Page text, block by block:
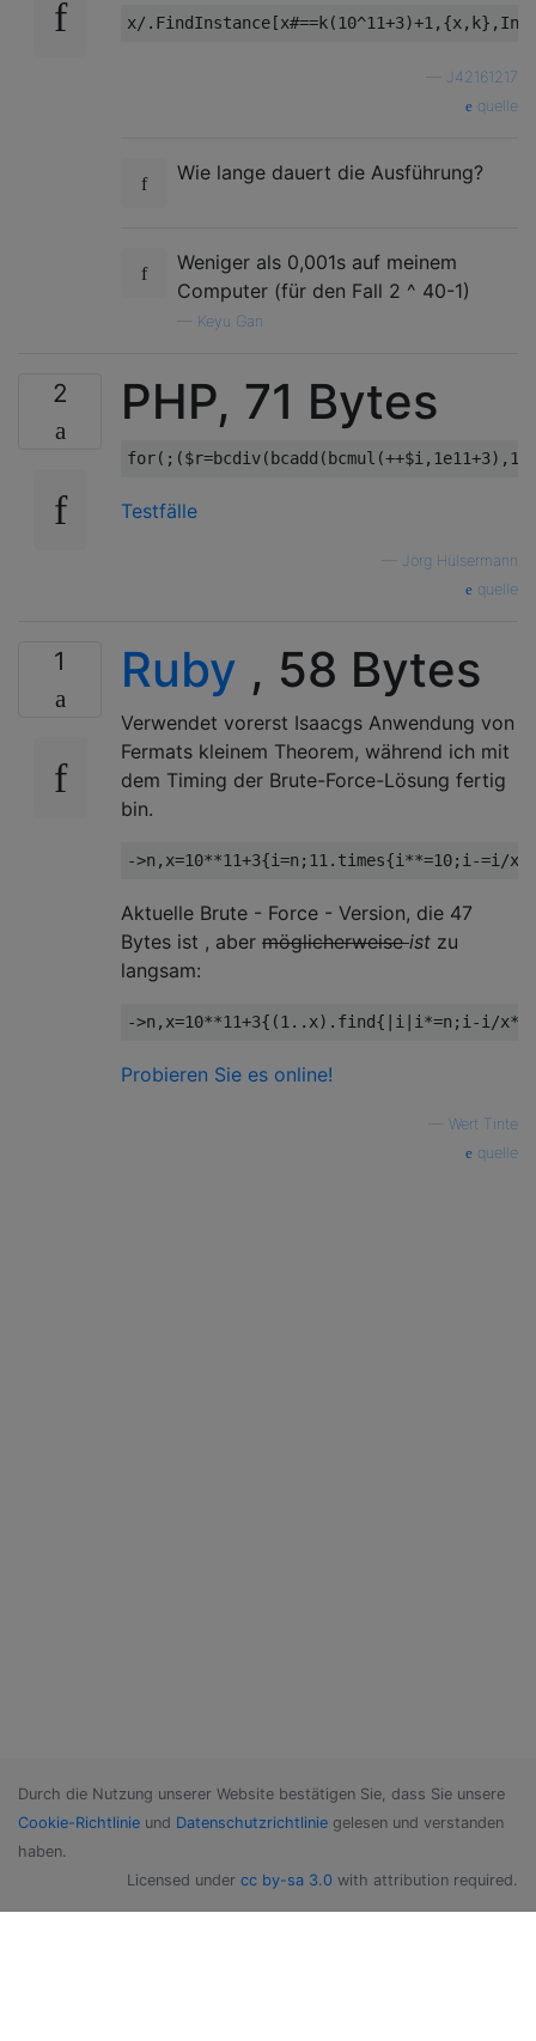
J42161217
quelle
Wie lange dauert die Ausführung?
Weniger als 0,001s auf meinem
Computer (für den Fall 2 ^ 40-1)
Keyu Gan
2 PHP, 71 Bytes
for(;($r=bcdiv( bcadd ( bcmul (++$i , 1e11+3), 1
Testfälle
Jörg Hülsermann
quelle
1 Ruby , 58 Bytes
Verwendet vorerst Isaacgs Anwendung von
Fermats kleinem Theorem, während ich mit
dem Timing der Brute-Force-Lösung fertig
bin.
->n , x=10**11+3{i=n ; 11.times{i **=10; i -=i /x
Aktuelle Brute - Force - Version, die 47
Bytes ist , aber möglicherweiseist zu
langsam:
->n , x=10**11+3{(1. . x). find{| i i *=n ; i -i /x*
Probieren Sie es online!
Wert Tinte
quelle
Durch die Nutzung unserer Website bestätigen Sie, dass Sie unsere
Cookie-Richtlinie und Datenschutzrichtlinie gelesen und verstanden
haben.
Licensed under cc by-sa 3.0 with attribution required.